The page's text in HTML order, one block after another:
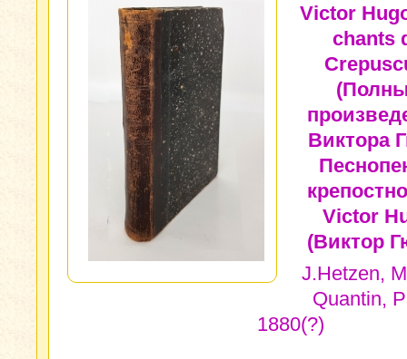
Victor
chants
Виктора
Victor
(Виктор
J.Hetzen,
Quantin,
1880(?)